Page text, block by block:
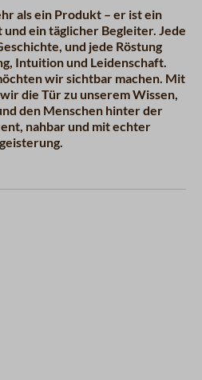
als ein Produkt – er ist ein
ein täglicher Begleiter. Jede
und jede Röstung
Intuition und Leidenschaft.
wir sichtbar machen. Mit
die Tür zu unserem Wissen,
den Menschen hinter der
nahbar und mit echter